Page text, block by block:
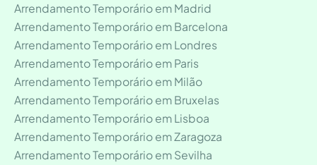
Arrendamento Temporário em Madrid
Arrendamento Temporário em Barcelona
Arrendamento Temporário em Londres
Arrendamento Temporário em Paris
Arrendamento Temporário em Milão
Arrendamento Temporário em Bruxelas
Arrendamento Temporário em Lisboa
Arrendamento Temporário em Zaragoza
Arrendamento Temporário em Sevilha